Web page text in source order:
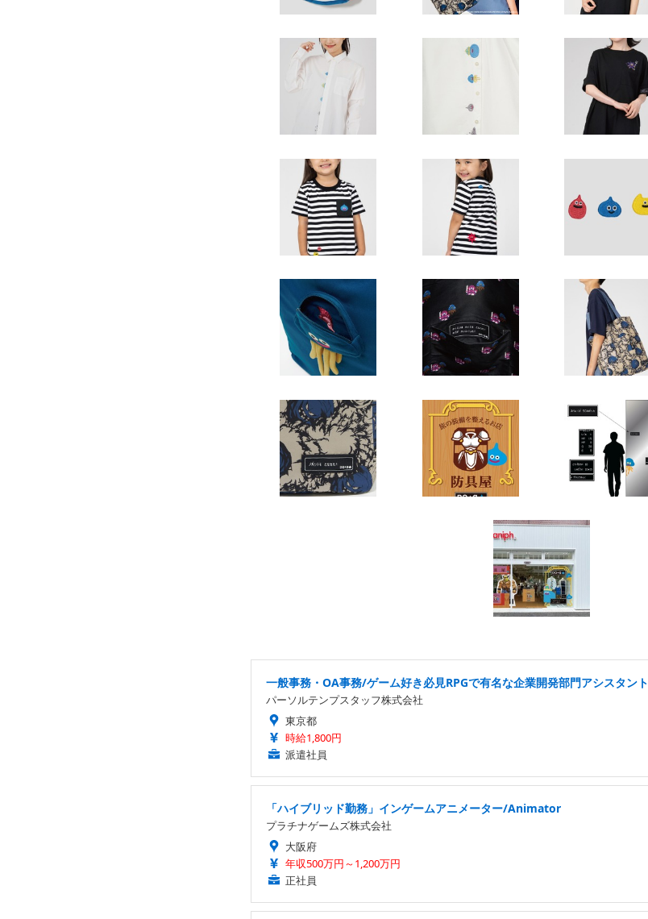
一般事務・OA事務/ゲーム好き必見RPGで有名な企業開発部門アシスタント
パーソルテンプスタッフ株式会社
東京都
時給1,800円
派遣社員
「ハイブリッド勤務」インゲームアニメーター/Animator
プラチナゲームズ株式会社
大阪府
年収500万円～1,200万円
正社員